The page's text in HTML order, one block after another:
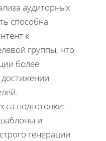
аудиторных
способна
к
группы, что
более
подготовки:
и
генерации